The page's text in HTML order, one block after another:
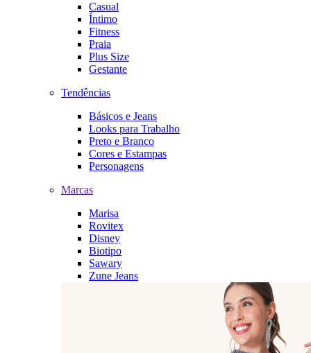
Casual
Íntimo
Fitness
Praia
Plus Size
Gestante
Tendências
Básicos e Jeans
Looks para Trabalho
Preto e Branco
Cores e Estampas
Personagens
Marcas
Marisa
Rovitex
Disney
Biotipo
Sawary
Zune Jeans